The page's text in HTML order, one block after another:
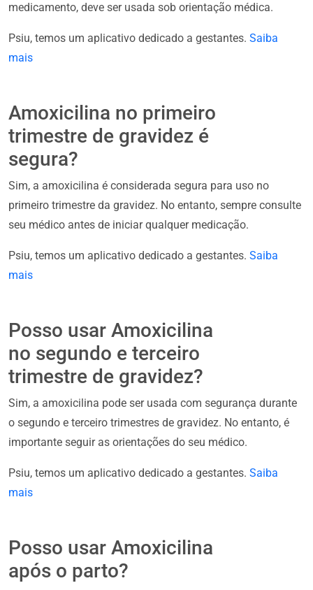
medicamento, deve ser usada sob orientação médica.
Psiu, temos um aplicativo dedicado a gestantes. Saiba
mais
Amoxicilina no primeiro
trimestre de gravidez é
segura?
Sim, a amoxicilina é considerada segura para uso no
primeiro trimestre da gravidez. No entanto, sempre consulte
seu médico antes de iniciar qualquer medicação.
Psiu, temos um aplicativo dedicado a gestantes. Saiba
mais
Posso usar Amoxicilina
no segundo e terceiro
trimestre de gravidez?
Sim, a amoxicilina pode ser usada com segurança durante
o segundo e terceiro trimestres de gravidez. No entanto, é
importante seguir as orientações do seu médico.
Psiu, temos um aplicativo dedicado a gestantes. Saiba
mais
Posso usar Amoxicilina
após o parto?